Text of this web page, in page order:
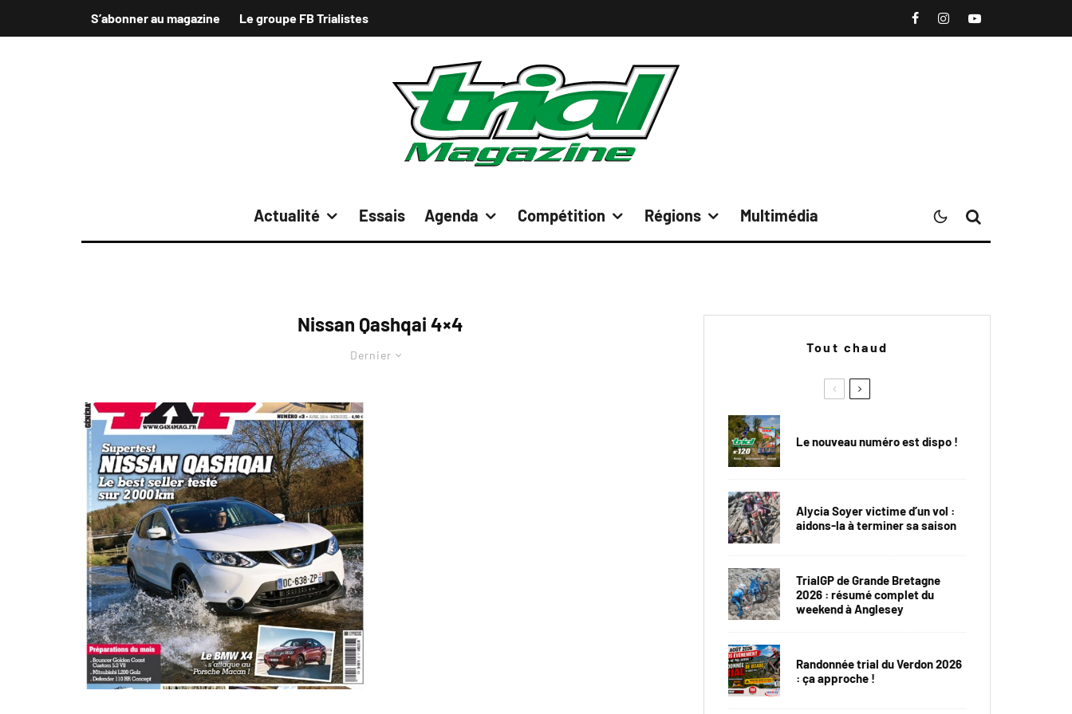
S’abonner au magazine Le groupe FB Trialistes
Actualité Essais Agenda Compétition Régions Multimédia
Nissan Qashqai 4×4
Dernier
Tout chaud
Le nouveau numéro est dispo !
Alycia Soyer victime d’un vol :
aidons-la à terminer sa saison
TrialGP de Grande Bretagne
2026 : résumé complet du
weekend à Anglesey
Randonnée trial du Verdon 2026
: ça approche !